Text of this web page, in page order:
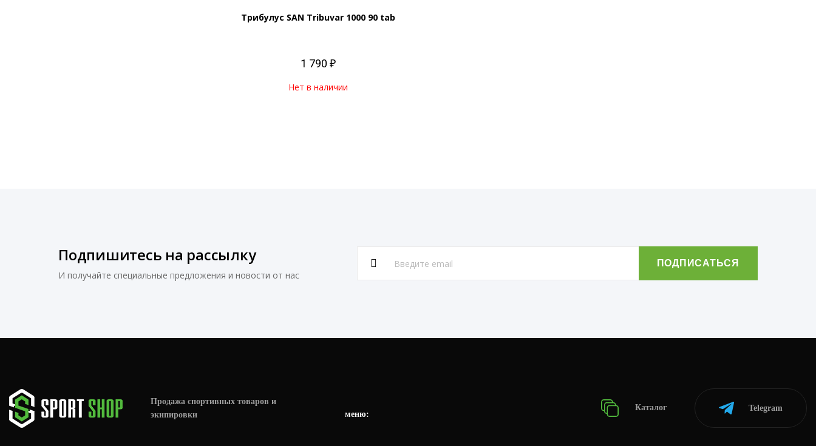
Трибулус SAN Tribuvar 1000 90 tab
1 790 ₽
Нет в наличии
Подпишитесь на рассылку
И получайте специальные предложения и новости от нас
Продажа спортивных товаров и
экипировки
меню:
Каталог Telegram